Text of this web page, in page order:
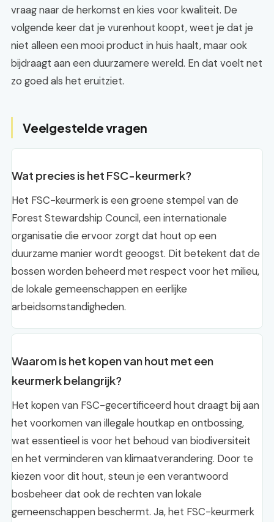
vraag naar de herkomst en kies voor kwaliteit. De
volgende keer dat je vurenhout koopt, weet je dat je
niet alleen een mooi product in huis haalt, maar ook
bijdraagt aan een duurzamere wereld. En dat voelt net
zo goed als het eruitziet.
Veelgestelde vragen
Wat precies is het FSC-keurmerk?
Het FSC-keurmerk is een groene stempel van de
Forest Stewardship Council, een internationale
organisatie die ervoor zorgt dat hout op een
duurzame manier wordt geoogst. Dit betekent dat de
bossen worden beheerd met respect voor het milieu,
de lokale gemeenschappen en eerlijke
arbeidsomstandigheden.
Waarom is het kopen van hout met een
keurmerk belangrijk?
Het kopen van FSC-gecertificeerd hout draagt bij aan
het voorkomen van illegale houtkap en ontbossing,
wat essentieel is voor het behoud van biodiversiteit
en het verminderen van klimaatverandering. Door te
kiezen voor dit hout, steun je een verantwoord
bosbeheer dat ook de rechten van lokale
gemeenschappen beschermt. Ja, het FSC-keurmerk